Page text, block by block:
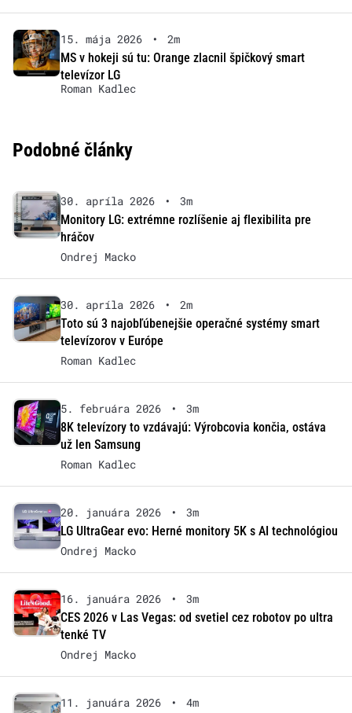
15. mája 2026 •
2m
MS v hokeji sú tu: Orange zlacnil špičkový smart
televízor LG
Roman Kadlec
Podobné články
30. apríla 2026 •
3m
Monitory LG: extrémne rozlíšenie aj flexibilita pre
hráčov
Ondrej Macko
30. apríla 2026 •
2m
Toto sú 3 najobľúbenejšie operačné systémy smart
televízorov v Európe
Roman Kadlec
5. februára 2026 •
3m
8K televízory to vzdávajú: Výrobcovia končia, ostáva
už len Samsung
Roman Kadlec
20. januára 2026 •
3m
LG UltraGear evo: Herné monitory 5K s AI technológiou
Ondrej Macko
16. januára 2026 •
3m
CES 2026 v Las Vegas: od svetiel cez robotov po ultra
tenké TV
Ondrej Macko
11. januára 2026 •
4m